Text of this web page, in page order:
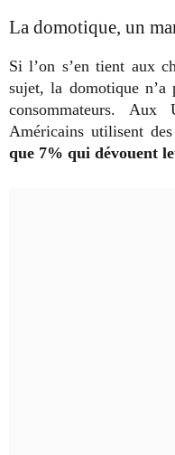
La domotique, un
Si l’on s’en tient aux
sujet, la domotique n’a
consommateurs.
Américains utilisent
que 7% qui dévouent